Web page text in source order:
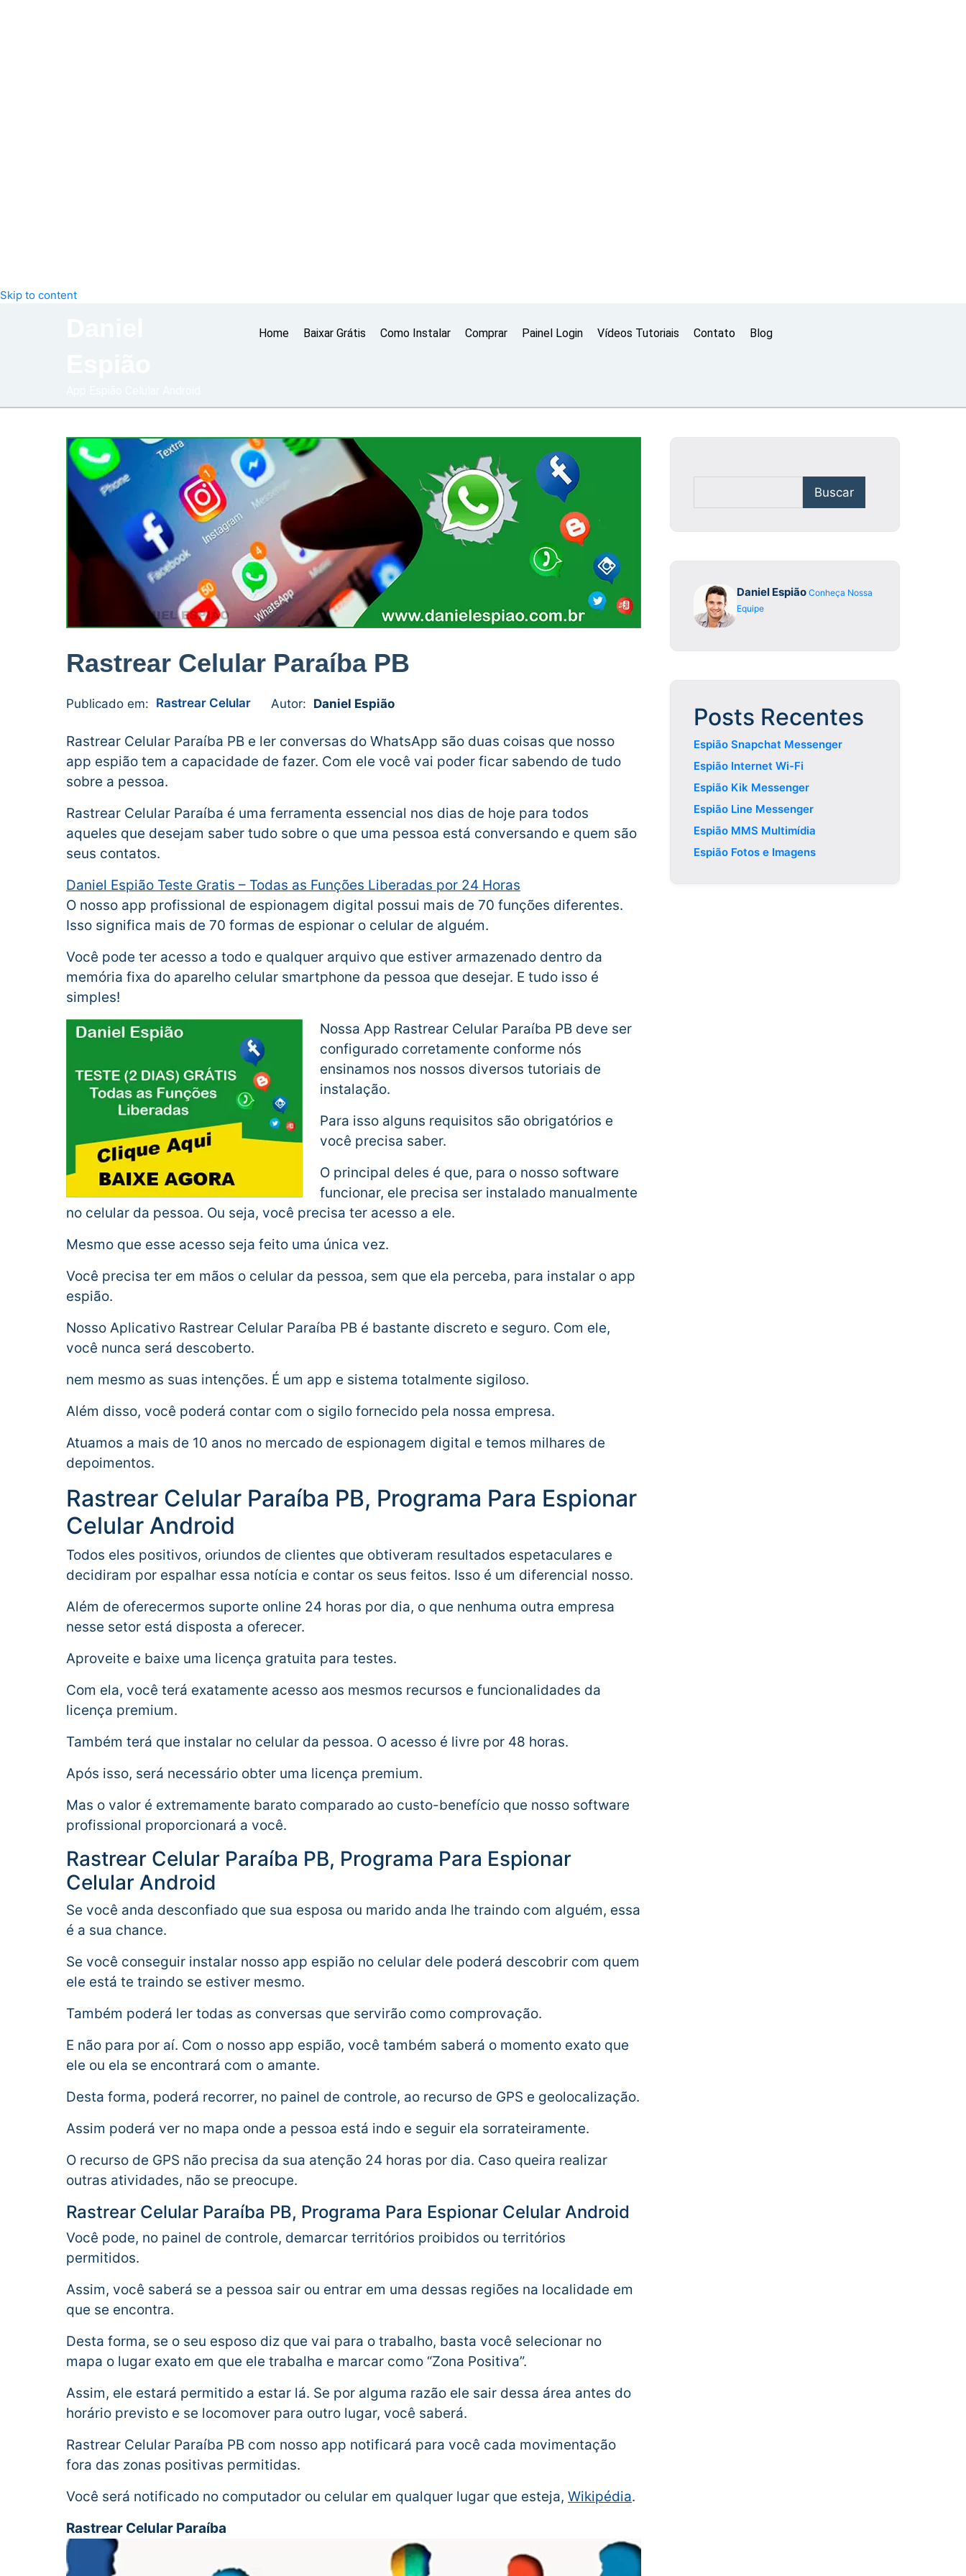
Skip to content
Home Baixar Grátis Como Instalar Comprar Painel Login Vídeos Tutoriais Contato Blog
Rastrear Celular Paraíba PB
Publicado em: Rastrear Celular Autor: Daniel Espião
Daniel
1
Rastrear Celular Paraíba PB e ler conversas do WhatsApp são duas coisas que nosso
app espião tem a capacidade de fazer. Com ele você vai poder ficar sabendo de tudo
sobre a pessoa.
Rastrear Celular Paraíba é uma ferramenta essencial nos dias de hoje para todos
aqueles que desejam saber tudo sobre o que uma pessoa está conversando e quem são
seus contatos.
Daniel Espião Teste Gratis – Todas as Funções Liberadas por 24 Horas
O nosso app profissional de espionagem digital possui mais de 70 funções diferentes.
Isso significa mais de 70 formas de espionar o celular de alguém.
Você pode ter acesso a todo e qualquer arquivo que estiver armazenado dentro da
memória fixa do aparelho celular smartphone da pessoa que desejar. E tudo isso é
simples!
Nossa App Rastrear Celular Paraíba PB deve ser
configurado corretamente conforme nós
ensinamos nos nossos diversos tutoriais de
instalação.
Para isso alguns requisitos são obrigatórios e
você precisa saber.
O principal deles é que, para o nosso software
funcionar, ele precisa ser instalado manualmente
no celular da pessoa. Ou seja, você precisa ter acesso a ele.
Mesmo que esse acesso seja feito uma única vez.
Você precisa ter em mãos o celular da pessoa, sem que ela perceba, para instalar o app
espião.
Nosso Aplicativo Rastrear Celular Paraíba PB é bastante discreto e seguro. Com ele,
você nunca será descoberto.
nem mesmo as suas intenções. É um app e sistema totalmente sigiloso.
Além disso, você poderá contar com o sigilo fornecido pela nossa empresa.
Atuamos a mais de 10 anos no mercado de espionagem digital e temos milhares de
depoimentos.
Rastrear Celular Paraíba PB, Programa Para Espionar
Celular Android
Todos eles positivos, oriundos de clientes que obtiveram resultados espetaculares e
decidiram por espalhar essa notícia e contar os seus feitos. Isso é um diferencial nosso.
Além de oferecermos suporte online 24 horas por dia, o que nenhuma outra empresa
nesse setor está disposta a oferecer.
Aproveite e baixe uma licença gratuita para testes.
Com ela, você terá exatamente acesso aos mesmos recursos e funcionalidades da
licença premium.
Também terá que instalar no celular da pessoa. O acesso é livre por 48 horas.
Após isso, será necessário obter uma licença premium.
Mas o valor é extremamente barato comparado ao custo-benefício que nosso software
profissional proporcionará a você.
Rastrear Celular Paraíba PB, Programa Para Espionar
Celular Android
Se você anda desconfiado que sua esposa ou marido anda lhe traindo com alguém, essa
é a sua chance.
Se você conseguir instalar nosso app espião no celular dele poderá descobrir com quem
ele está te traindo se estiver mesmo.
Também poderá ler todas as conversas que servirão como comprovação.
E não para por aí. Com o nosso app espião, você também saberá o momento exato que
ele ou ela se encontrará com o amante.
Desta forma, poderá recorrer, no painel de controle, ao recurso de GPS e geolocalização.
Assim poderá ver no mapa onde a pessoa está indo e seguir ela sorrateiramente.
O recurso de GPS não precisa da sua atenção 24 horas por dia. Caso queira realizar
outras atividades, não se preocupe.
Rastrear Celular Paraíba PB, Programa Para Espionar Celular Android
Você pode, no painel de controle, demarcar territórios proibidos ou territórios
permitidos.
Assim, você saberá se a pessoa sair ou entrar em uma dessas regiões na localidade em
que se encontra.
Desta forma, se o seu esposo diz que vai para o trabalho, basta você selecionar no
mapa o lugar exato em que ele trabalha e marcar como “Zona Positiva”.
Assim, ele estará permitido a estar lá. Se por alguma razão ele sair dessa área antes do
horário previsto e se locomover para outro lugar, você saberá.
Rastrear Celular Paraíba PB com nosso app notificará para você cada movimentação
fora das zonas positivas permitidas.
Você será notificado no computador ou celular em qualquer lugar que esteja, Wikipédia.
Rastrear Celular Paraíba
Buscar
Daniel Espião Conheça Nossa
Equipe
Posts Recentes
Espião Snapchat Messenger
Espião Internet Wi-Fi
Espião Kik Messenger
Espião Line Messenger
Espião MMS Multimídia
Espião Fotos e Imagens